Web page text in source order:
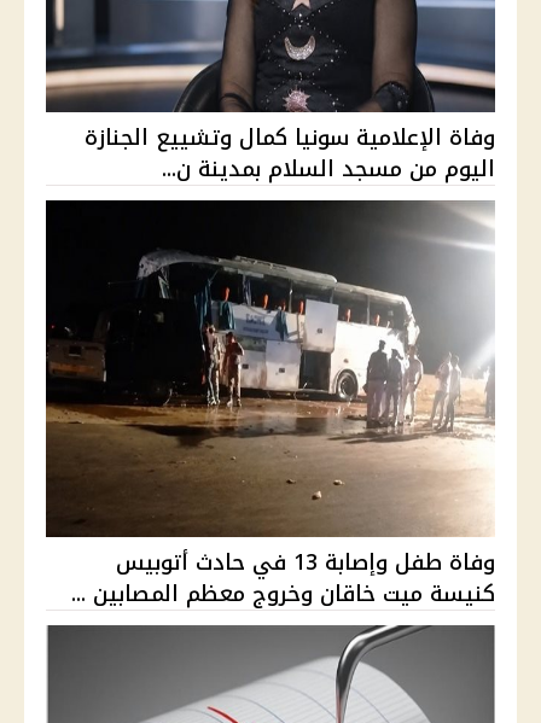
وفاة الإعلامية سونيا كمال وتشييع الجنازة
اليوم من مسجد السلام بمدينة ن...
وفاة طفل وإصابة 13 في حادث أتوبيس
كنيسة ميت خاقان وخروج معظم المصابين ...